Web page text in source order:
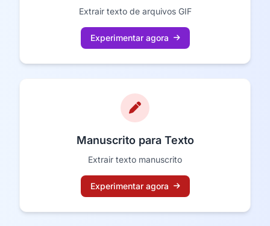
Extrair texto de arquivos GIF
Experimentar agora
Manuscrito para Texto
Extrair texto manuscrito
Experimentar agora